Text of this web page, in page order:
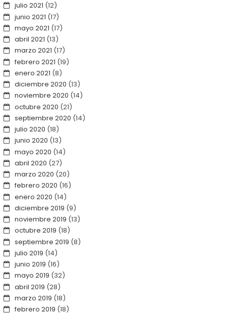
julio 2021 (12)
junio 2021 (17)
mayo 2021 (17)
abril 2021 (13)
marzo 2021 (17)
febrero 2021 (19)
enero 2021 (8)
diciembre 2020 (13)
noviembre 2020 (14)
octubre 2020 (21)
septiembre 2020 (14)
julio 2020 (18)
junio 2020 (13)
mayo 2020 (14)
abril 2020 (27)
marzo 2020 (20)
febrero 2020 (16)
enero 2020 (14)
diciembre 2019 (9)
noviembre 2019 (13)
octubre 2019 (18)
septiembre 2019 (8)
julio 2019 (14)
junio 2019 (16)
mayo 2019 (32)
abril 2019 (28)
marzo 2019 (18)
febrero 2019 (18)